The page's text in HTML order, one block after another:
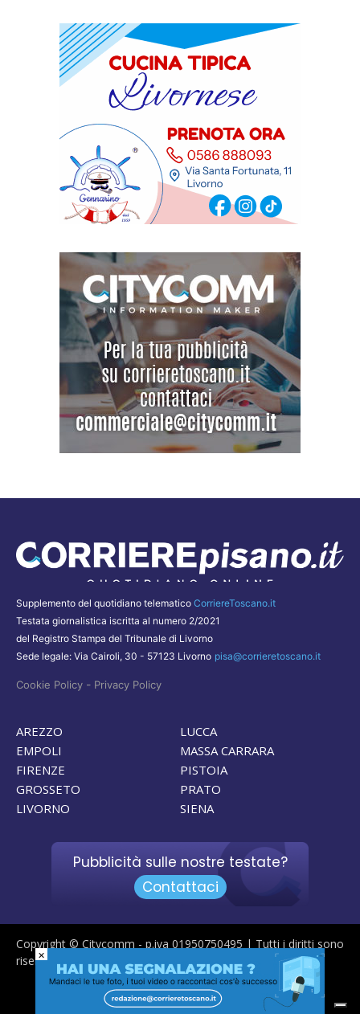
Supplemento del quotidiano telematico CorriereToscano.it
Testata giornalistica iscritta al numero 2/2021
del Registro Stampa del Tribunale di Livorno
Sede legale: Via Cairoli, 30 - 57123 Livorno pisa@corrieretoscano.it
Cookie Policy - Privacy Policy
AREZZO
EMPOLI
FIRENZE
GROSSETO
LIVORNO
LUCCA
MASSA CARRARA
PISTOIA
PRATO
SIENA
Pubblicità sulle nostre testate?
Contattaci
Copyright © Citycomm - p.iva 01950750495 | Tutti i diritti sono
riservati
×